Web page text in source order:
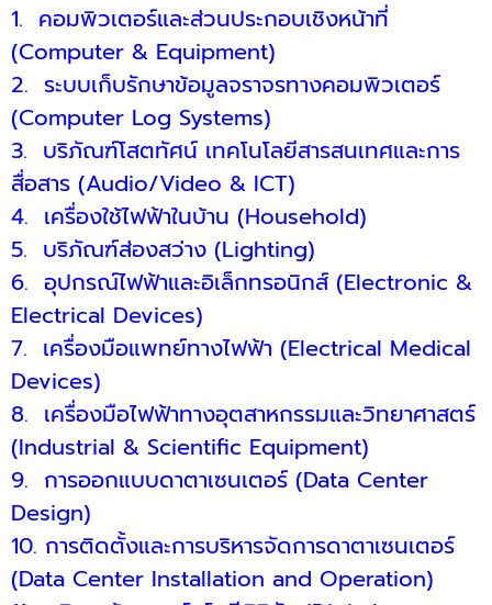
1. คอมพิวเตอร์และส่วนประกอบเชิงหน้าที่
(Computer & Equipment)
2. ระบบเก็บรักษาข้อมูลจราจรทางคอมพิวเตอร์
(Computer Log Systems)
3. บริภัณฑ์โสตทัศน์ เทคโนโลยีสารสนเทศและการ
สื่อสาร (Audio/Video & ICT)
4. เครื่องใช้ไฟฟ้าในบ้าน (Household)
5. บริภัณฑ์ส่องสว่าง (Lighting)
6. อุปกรณ์ไฟฟ้าและอิเล็กทรอนิกส์ (Electronic &
Electrical Devices)
7. เครื่องมือแพทย์ทางไฟฟ้า (Electrical Medical
Devices)
8. เครื่องมือไฟฟ้าทางอุตสาหกรรมและวิทยาศาสตร์
(Industrial & Scientific Equipment)
9. การออกแบบดาตาเซนเตอร์ (Data Center
Design)
10. การติดตั้งและการบริหารจัดการดาตาเซนเตอร์
(Data Center Installation and Operation)